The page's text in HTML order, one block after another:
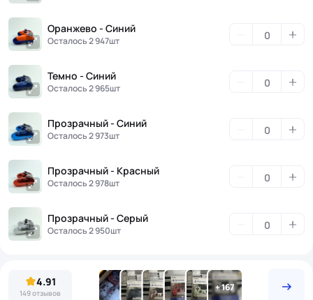
Оранжево - Синий
Осталось 2 947шт
Темно - Синий
Осталось 2 965шт
Прозрачный - Синий
Осталось 2 973шт
Прозрачный - Красный
Осталось 2 978шт
Прозрачный - Серый
Осталось 2 950шт
4.91
149 отзывов